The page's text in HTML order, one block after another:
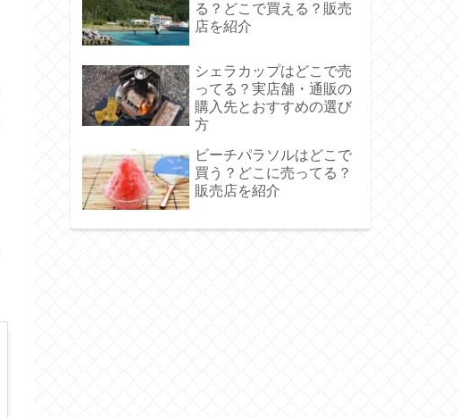
る？どこで買える？販売
店を紹介
シェラカップはどこで売
ってる？実店舗・通販の
購入先とおすすめの選び
方
ビーチパラソルはどこで
買う？どこに売ってる？
販売店を紹介